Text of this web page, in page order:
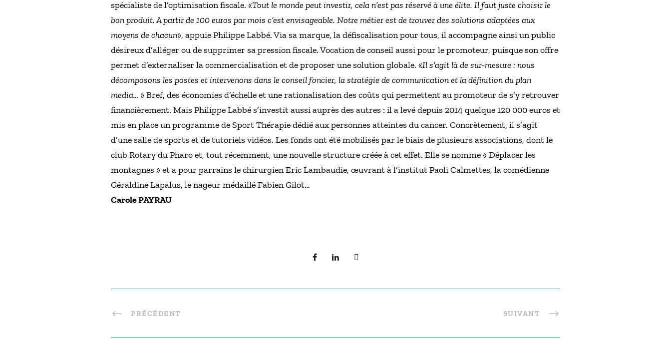
spécialiste de l’optimisation fiscale. «Tout le monde peut investir, cela n’est pas réservé à une élite. Il faut juste choisir le
bon produit. A partir de 100 euros par mois c’est envisageable. Notre métier est de trouver des solutions adaptées aux
moyens de chacun», appuie Philippe Labbé. Via sa marque, la défiscalisation pour tous, il accompagne ainsi un public
désireux d’alléger ou de supprimer sa pression fiscale. Vocation de conseil aussi pour le promoteur, puisque son offre
permet d’externaliser la commercialisation et de proposer une solution globale. «Il s’agit là de sur-mesure : nous
décomposons les postes et intervenons dans le conseil foncier, la stratégie de communication et la définition du plan
media… » Bref, des économies d’échelle et une rationalisation des coûts qui permettent au promoteur de s’y retrouver
financièrement. Mais Philippe Labbé s’investit aussi auprès des autres : il a levé depuis 2014 quelque 120 000 euros et
mis en place un programme de Sport Thérapie dédié aux personnes atteintes du cancer. Concrètement, il s’agit
d’une salle de sports et de tutoriels vidéos. Les fonds ont été mobilisés par le biais de plusieurs associations, dont le
club Rotary du Pharo et, tout récemment, une nouvelle structure créée à cet effet. Elle se nomme « Déplacer les
montagnes » et a pour parrains le chirurgien Eric Lambaudie, œuvrant à l’institut Paoli Calmettes, la comédienne
Géraldine Lapalus, le nageur médaillé Fabien Gilot…
Carole PAYRAU
PRÉCÉDENT SUIVANT